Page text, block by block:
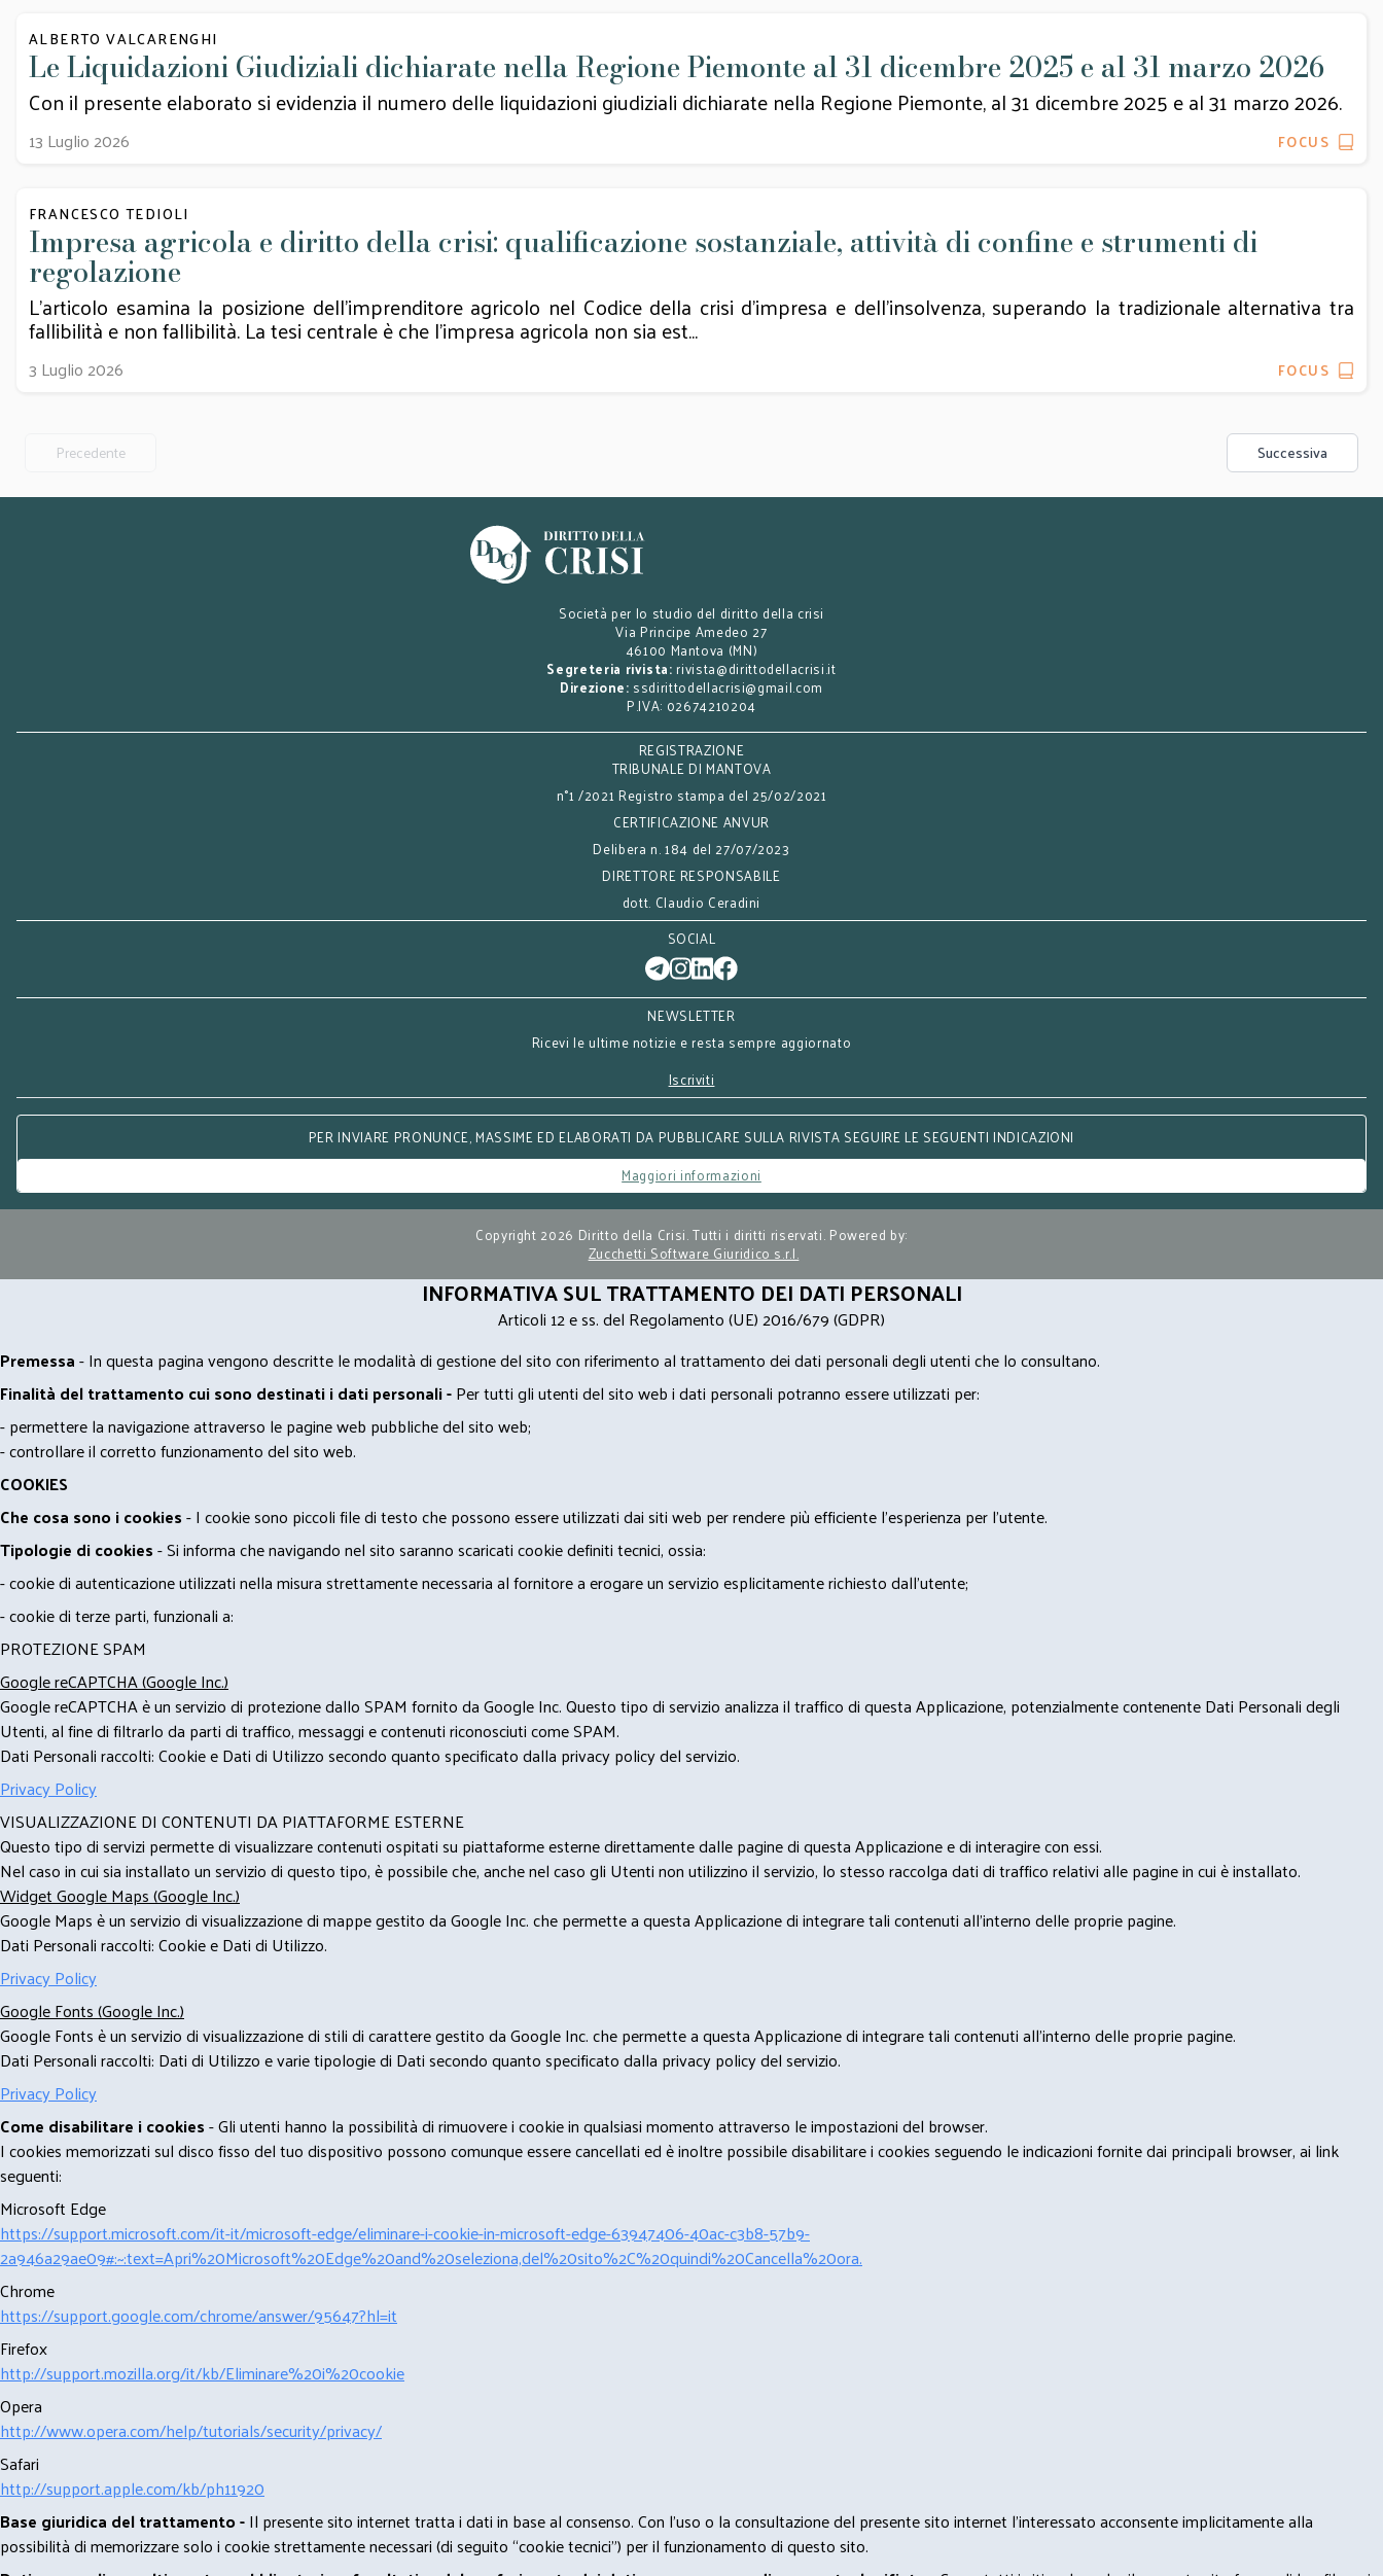
ALBERTO VALCARENGHI
Le Liquidazioni Giudiziali dichiarate nella Regione Piemonte al 31 dicembre 2025 e al 31 marzo 2026
Con il presente elaborato si evidenzia il numero delle liquidazioni giudiziali dichiarate nella Regione Piemonte, al 31 dicembre 2025 e al 31 marzo 2026.
13 Luglio 2026 FOCUS
FRANCESCO TEDIOLI
Impresa agricola e diritto della crisi: qualificazione sostanziale, attività di confine e strumenti di
regolazione
L’articolo esamina la posizione dell’imprenditore agricolo nel Codice della crisi d’impresa e dell’insolvenza, superando la tradizionale alternativa tra
fallibilità e non fallibilità. La tesi centrale è che l’impresa agricola non sia est...
3 Luglio 2026 FOCUS
Precedente Successiva
Società per lo studio del diritto della crisi
Via Principe Amedeo 27
46100 Mantova (MN)
Segreteria rivista: rivista@dirittodellacrisi.it
Direzione: ssdirittodellacrisi@gmail.com
P.IVA: 02674210204
REGISTRAZIONE
TRIBUNALE DI MANTOVA
n°1 /2021 Registro stampa del 25/02/2021
CERTIFICAZIONE ANVUR
Delibera n. 184 del 27/07/2023
DIRETTORE RESPONSABILE
dott. Claudio Ceradini
SOCIAL
NEWSLETTER
Ricevi le ultime notizie e resta sempre aggiornato
Iscriviti
PER INVIARE PRONUNCE, MASSIME ED ELABORATI DA PUBBLICARE SULLA RIVISTA SEGUIRE LE SEGUENTI INDICAZIONI
Maggiori informazioni
Copyright 2026 Diritto della Crisi. Tutti i diritti riservati. Powered by:
Zucchetti Software Giuridico s.r.l.
INFORMATIVA SUL TRATTAMENTO DEI DATI PERSONALI
Articoli 12 e ss. del Regolamento (UE) 2016/679 (GDPR)
Premessa- In questa pagina vengono descritte le modalità di gestione del sito con riferimento al trattamento dei dati personali degli utenti che lo consultano.
Finalità del trattamento cui sono destinati i dati personali -Per tutti gli utenti del sito web i dati personali potranno essere utilizzati per:
- permettere la navigazione attraverso le pagine web pubbliche del sito web;
- controllare il corretto funzionamento del sito web.
COOKIES
Che cosa sono i cookies- I cookie sono piccoli file di testo che possono essere utilizzati dai siti web per rendere più efficiente l'esperienza per l'utente.
Tipologie di cookies- Si informa che navigando nel sito saranno scaricati cookie definiti tecnici, ossia:
- cookie di autenticazione utilizzati nella misura strettamente necessaria al fornitore a erogare un servizio esplicitamente richiesto dall'utente;
- cookie di terze parti, funzionali a:
PROTEZIONE SPAM
Google reCAPTCHA (Google Inc.)
Google reCAPTCHA è un servizio di protezione dallo SPAM fornito da Google Inc. Questo tipo di servizio analizza il traffico di questa Applicazione, potenzialmente contenente Dati Personali degli
Utenti, al fine di filtrarlo da parti di traffico, messaggi e contenuti riconosciuti come SPAM.
Dati Personali raccolti: Cookie e Dati di Utilizzo secondo quanto specificato dalla privacy policy del servizio.
Privacy Policy
VISUALIZZAZIONE DI CONTENUTI DA PIATTAFORME ESTERNE
Questo tipo di servizi permette di visualizzare contenuti ospitati su piattaforme esterne direttamente dalle pagine di questa Applicazione e di interagire con essi.
Nel caso in cui sia installato un servizio di questo tipo, è possibile che, anche nel caso gli Utenti non utilizzino il servizio, lo stesso raccolga dati di traffico relativi alle pagine in cui è installato.
Widget Google Maps (Google Inc.)
Google Maps è un servizio di visualizzazione di mappe gestito da Google Inc. che permette a questa Applicazione di integrare tali contenuti all'interno delle proprie pagine.
Dati Personali raccolti: Cookie e Dati di Utilizzo.
Privacy Policy
Google Fonts (Google Inc.)
Google Fonts è un servizio di visualizzazione di stili di carattere gestito da Google Inc. che permette a questa Applicazione di integrare tali contenuti all'interno delle proprie pagine.
Dati Personali raccolti: Dati di Utilizzo e varie tipologie di Dati secondo quanto specificato dalla privacy policy del servizio.
Privacy Policy
Come disabilitare i cookies- Gli utenti hanno la possibilità di rimuovere i cookie in qualsiasi momento attraverso le impostazioni del browser.
I cookies memorizzati sul disco fisso del tuo dispositivo possono comunque essere cancellati ed è inoltre possibile disabilitare i cookies seguendo le indicazioni fornite dai principali browser, ai link
seguenti:
Microsoft Edge
https://support.microsoft.com/it-it/microsoft-edge/eliminare-i-cookie-in-microsoft-edge-63947406-40ac-c3b8-57b9-
2a946a29ae09#:~:text=Apri%20Microsoft%20Edge%20and%20seleziona,del%20sito%2C%20quindi%20Cancella%20ora.
Chrome
https://support.google.com/chrome/answer/95647?hl=it
Firefox
http://support.mozilla.org/it/kb/Eliminare%20i%20cookie
Opera
http://www.opera.com/help/tutorials/security/privacy/
Safari
http://support.apple.com/kb/ph11920
Base giuridica del trattamento -Il presente sito internet tratta i dati in base al consenso. Con l'uso o la consultazione del presente sito internet l’interessato acconsente implicitamente alla
possibilità di memorizzare solo i cookie strettamente necessari (di seguito “cookie tecnici”) per il funzionamento di questo sito.